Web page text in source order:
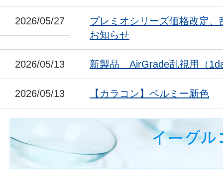
2026/05/27
プレミオシリーズ価格改定
お知らせ
2026/05/13 新製品 AirGrade乱視用（
2026/05/13 【カラコン】ベルミー新色